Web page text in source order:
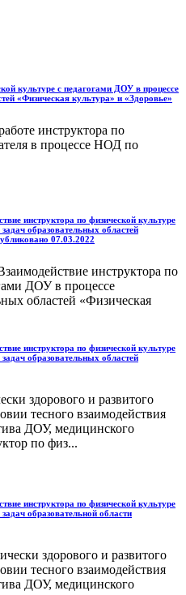
культуре с педагогами ДОУ в процессе
«Физическая культура» и «Здоровье»
инструктора по
в процессе НОД по
инструктора по физической культуре
образовательных областей
07.03.2022
инструктора по
ДОУ в процессе
областей «Физическая
инструктора по физической культуре
образовательных областей
здорового и развитого
тесного взаимодействия
ДОУ, медицинского
по физ...
инструктора по физической культуре
образовательной области
здорового и развитого
тесного взаимодействия
ДОУ, медицинского